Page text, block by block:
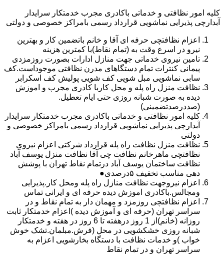
کلیه امور نظافتی و خدماتی باکادری مجرب خدمتکار سرایدار
آبدارچی پذیرایی نماشویی قرارداد رسمی بامراکز خصوصی و دولتی
اعزام نظافتچی حرفه ای آقا و خانم باتضمین کار و بهترین
نیرو در اسرع وقت به (تمام نقاط)با کمترین هزینه
تامین نیروی خدماتی جهت منازل ادارات بصورت روزمزدی
پیمانی کنترات تمام دستگاهای مدرن نظافتی موجوداست.کف
سابی نماشویی مبل شویی کف شویی پولیش کف اسکرابر
نظافت منزل راه پله و محل کاربا کادری مجرب و اموزش
دیده به صورت شبانه روزی حتی ایام تعطیل.
(صددرصدتضمینی)
کلیه امور نظافتی و خدماتی باکادری مجرب خدمتکار سرایدار
آبدارچی پذیرایی نماشویی قرارداد رسمی بامراکز خصوصی و
دولتی
نظافت منزل نظافت راه پله قرارداد شرکتی اعزام نیروی
نظافتچی ماهرخانم نظافت چی آقا نظافت منزل یوسف آباد
نظافت ساختمان یوسف آباد درتمام نقاط تهران با پوشش
دهی مناسب تخفیف ۵درصدی●
اعزام نیروجهت نظافت منازل راه پله ومحل کار.پذیرایی
ومجالس.باکادری اموزش دیده حرفه ای و ایرانی تماس
اعزام نظافتچی روزمزد و مهمان دار به تمام نقاط و در
سراسر تهران (حرفه ای و آموزش دیده )اعزام خدمتکار ثابت
روزانه (خانم)از 1 روز درهفته تا 6 روز در هفته و خدمتکار
شبانه روزی خشکشویی در محل (فرش.مبلمان.تشک خوش
خواب )و خدمات نظافت با دستگاه بخارشویی اعزام به
سراسر تهران و در تمام نقاط